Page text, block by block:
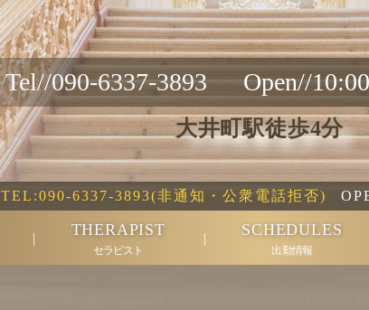
Tel//090-6337-3893 Open//
大井町駅徒歩4分
TEL:090-6337-3893(非通知・公衆電話拒否)
セラピスト
THERAPIST
出勤情報
SCHEDULES